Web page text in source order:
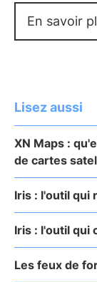
En savoir
Lisez aussi
XN Maps :
de cartes
Iris : l'outil qui
Iris : l'outil qui
Les feux de